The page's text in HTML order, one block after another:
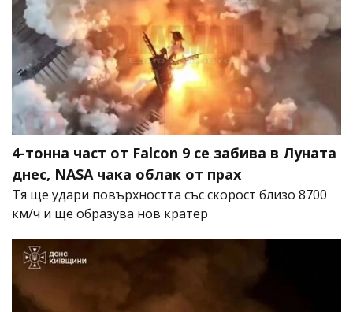
4-тонна част от Falcon 9 се забива в Луната
днес, NASA чака облак от прах
Тя ще удари повърхността със скорост близо 8700
км/ч и ще образува нов кратер